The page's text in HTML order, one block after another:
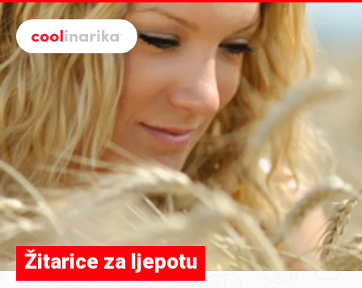
Preskoči na glavni sadržaj
Žitarice za ljepotu